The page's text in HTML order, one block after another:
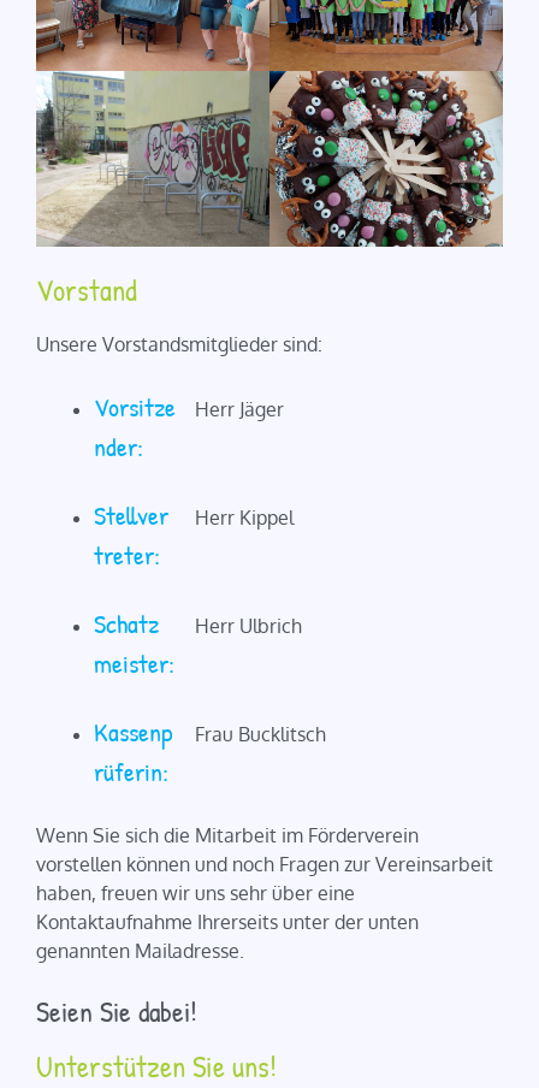
Vorstand
Unsere Vorstandsmitglieder sind:
Vorsitze
nder:
Herr Jäger
Stellver
treter:
Herr Kippel
Schatz
meister:
Herr Ulbrich
Kassenp
rüferin:
Frau Bucklitsch
Wenn Sie sich die Mitarbeit im Förderverein
vorstellen können und noch Fragen zur Vereinsarbeit
haben, freuen wir uns sehr über eine
Kontaktaufnahme Ihrerseits unter der unten
genannten Mailadresse.
Seien Sie dabei!
Unterstützen Sie uns!